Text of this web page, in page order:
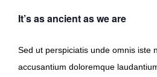
It’s as ancient as we are
Sed ut perspiciatis unde omnis iste
accusantium doloremque